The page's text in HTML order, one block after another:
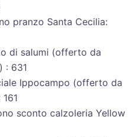
pranzo Santa Cecilia:
di salumi (offerto da
: 631
Ippocampo (offerto da
sconto calzoleria Yellow